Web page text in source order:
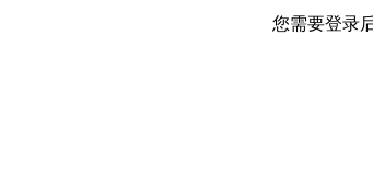
您需要登录